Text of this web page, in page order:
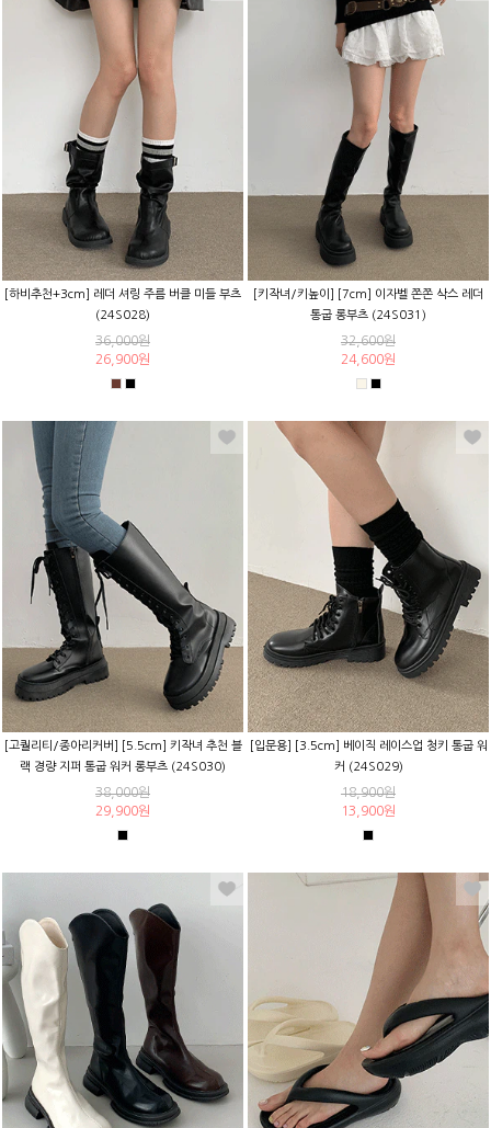
[하비추천+3cm] 레더 셔링 주름 버클 미들 부츠
(24S028)
36,000원
26,900원
[키작녀/키높이] [7cm] 이자벨 쫀쫀 삭스 레더
통굽 롱부츠 (24S031)
32,600원
24,600원
[고퀄리티/종아리커버] [5.5cm] 키작녀 추천 블
랙 경량 지퍼 통굽 워커 롱부츠 (24S030)
38,000원
29,900원
[입문용] [3.5cm] 베이직 레이스업 청키 통굽 워
커 (24S029)
18,900원
13,900원